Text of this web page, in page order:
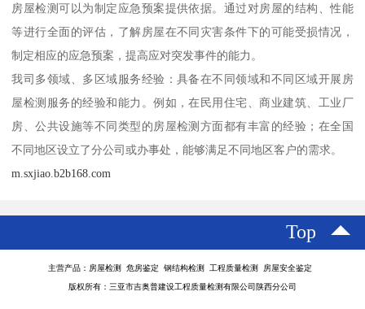
房屋检测可以为制定应急预案提供依据。通过对房屋的结构、性能
等进行全面的评估，了解房屋在不同灾害条件下的可能受损情况，
制定相应的应急预案，提高应对突发事件的能力。
我司多领域、多区域服务经验：具备在不同领域和不同区域开展房
屋检测服务的经验和能力。例如，在民用住宅、商业建筑、工业厂
房、公共设施等不同类型的房屋检测方面都有丰富的经验；在全国
不同地区设立了分公司或办事处，能够满足不同地区客户的需求。
m.sxjiao.b2b168.com
Top
主营产品：房屋检测 危房鉴定 钢结构检测 工程质量检测 房屋安全鉴定
版权所有：三亚市吉奥普建设工程质量检测有限公司陕西分公司